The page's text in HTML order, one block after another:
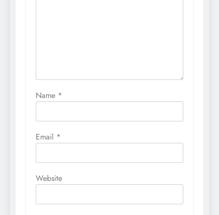
Name *
Email *
Website